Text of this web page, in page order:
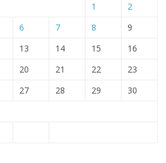
1
2
6 7 8
9
13 14 15
16
20 21 22
23
27 28 29
30